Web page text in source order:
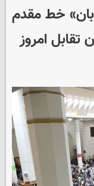
خط مقدم
تقابل امروز